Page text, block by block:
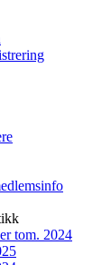
tom. 2024